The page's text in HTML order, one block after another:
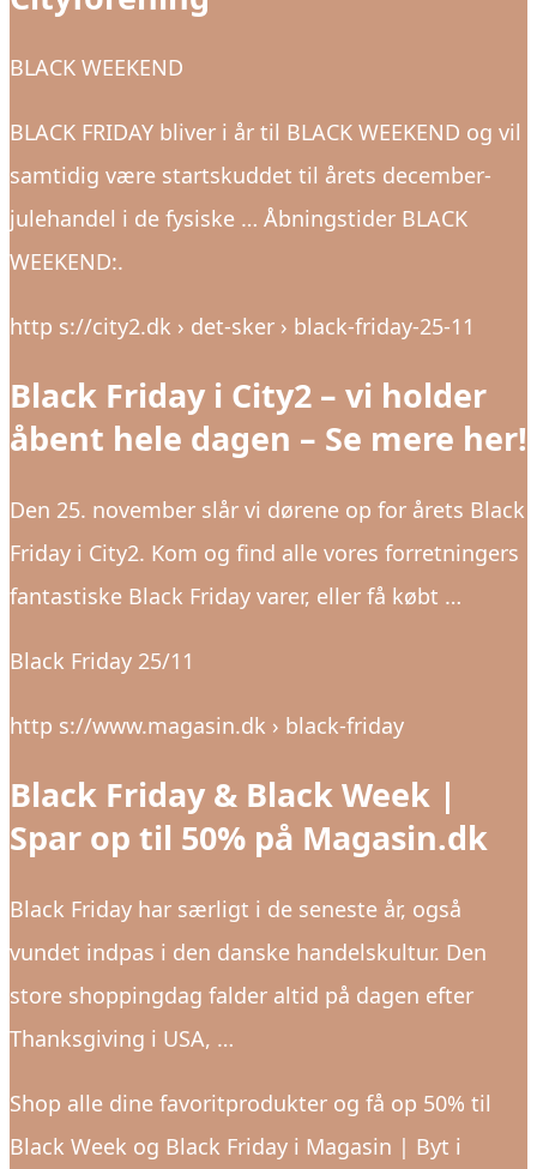
BLACK WEEKEND
BLACK FRIDAY bliver i år til BLACK WEEKEND og vil
samtidig være startskuddet til årets december-
julehandel i de fysiske … Åbningstider BLACK
WEEKEND:.
http s://city2.dk › det-sker › black-friday-25-11
Black Friday i City2 – vi holder
åbent hele dagen – Se mere her!
Den 25. november slår vi dørene op for årets Black
Friday i City2. Kom og find alle vores forretningers
fantastiske Black Friday varer, eller få købt …
Black Friday 25/11
http s://www.magasin.dk › black-friday
Black Friday & Black Week |
Spar op til 50% på Magasin.dk
Black Friday har særligt i de seneste år, også
vundet indpas i den danske handelskultur. Den
store shoppingdag falder altid på dagen efter
Thanksgiving i USA, …
Shop alle dine favoritprodukter og få op 50% til
Black Week og Black Friday i Magasin | Byt i